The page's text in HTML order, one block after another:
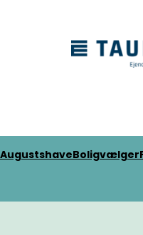
AugustshaveBoligvælger